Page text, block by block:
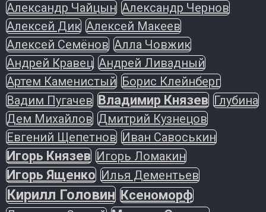
Александр Чайцын Александр Чернов
Алексей Дик Алексей Макеев
Алексей Семёнов Алла Човжик
Андрей Кравец Андрей Ливадный
Артем Каменистый Борис Клейнберг
Вадим Пугачев Владимир Князев Глубина
Дем Михайлов Дмитрий Кузнецов
Евгений Щепетнов Иван Савоськин
Игорь Князев Игорь Ломакин
Игорь Ященко Илья Дементьев
Кирилл Головин Ксеноморф